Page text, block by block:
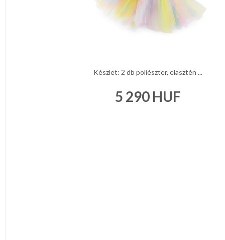
Készlet: 2 db poliészter, elasztén ...
5 290 HUF